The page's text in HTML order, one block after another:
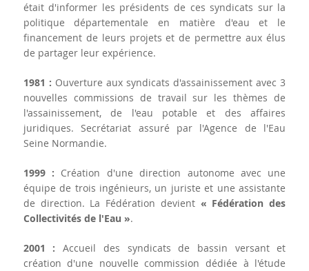
était d'informer les présidents de ces syndicats sur la
politique départementale en matière d'eau et le
financement de leurs projets et de permettre aux élus
de partager leur expérience.
1981 : Ouverture aux syndicats d'assainissement avec 3
nouvelles commissions de travail sur les thèmes de
l'assainissement, de l'eau potable et des affaires
juridiques. Secrétariat assuré par l'Agence de l'Eau
Seine Normandie.
1999 : Création d'une direction autonome avec une
équipe de trois ingénieurs, un juriste et une assistante
de direction. La Fédération devient « Fédération des
Collectivités de l'Eau ».
2001 :Accueil des syndicats de bassin versant et
création d'une nouvelle commission dédiée à l'étude